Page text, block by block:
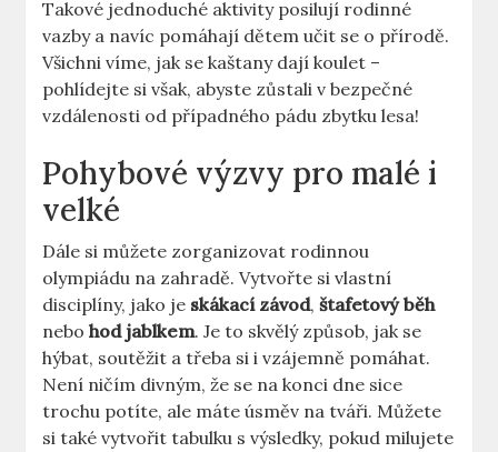
Takové jednoduché aktivity posilují rodinné
vazby a navíc pomáhají dětem učit se o přírodě.
Všichni víme, jak se kaštany dají koulet –
pohlídejte si však, abyste zůstali v bezpečné
vzdálenosti od případného pádu zbytku lesa!
Pohybové výzvy pro malé i
velké
Dále si můžete zorganizovat rodinnou
olympiádu na zahradě. Vytvořte si vlastní
disciplíny, jako je skákací závod,štafetový běh
nebohod jablkem. Je to skvělý způsob, jak se
hýbat, soutěžit a třeba si i vzájemně pomáhat.
Není ničím divným, že se na konci dne sice
trochu potíte, ale máte úsměv na tváři. Můžete
si také vytvořit tabulku s výsledky, pokud milujete